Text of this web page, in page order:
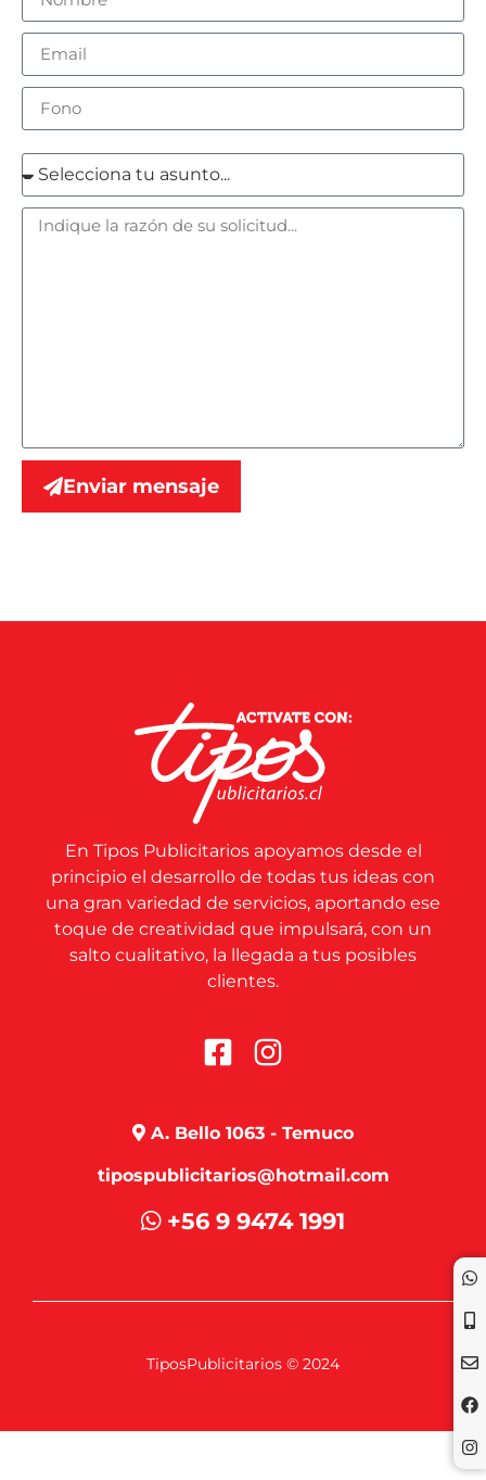
Enviar mensaje
En Tipos Publicitarios apoyamos desde el
principio el desarrollo de todas tus ideas con
una gran variedad de servicios, aportando ese
toque de creatividad que impulsará, con un
salto cualitativo, la llegada a tus posibles
clientes.
A. Bello 1063 - Temuco
tipospublicitarios@hotmail.com
+56 9 9474 1991
TiposPublicitarios © 2024